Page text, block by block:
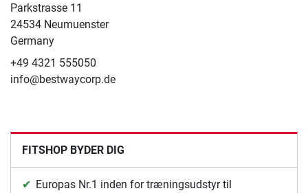
Parkstrasse 11
24534 Neumuenster
Germany
+49 4321 555050
info@bestwaycorp.de
FITSHOP BYDER DIG
Europas Nr.1 inden for træningsudstyr til